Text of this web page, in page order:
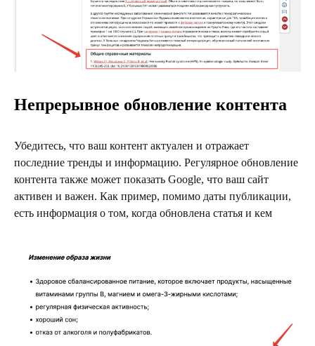
Непрерывное обновление контента
Убедитесь, что ваш контент актуален и отражает
последние тренды и информацию. Регулярное обновление
контента также может показать Google, что ваш сайт
активен и важен. Как пример, помимо даты публикации,
есть информация о том, когда обновлена статья и кем